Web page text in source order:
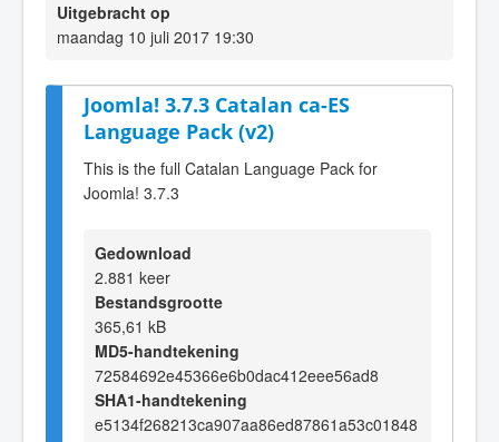
Uitgebracht op
maandag 10 juli 2017 19:30
Joomla! 3.7.3 Catalan ca-ES
Language Pack (v2)
This is the full Catalan Language Pack for
Joomla! 3.7.3
Gedownload
2.881 keer
Bestandsgrootte
365,61 kB
MD5-handtekening
72584692e45366e6b0dac412eee56ad8
SHA1-handtekening
e5134f268213ca907aa86ed87861a53c01848